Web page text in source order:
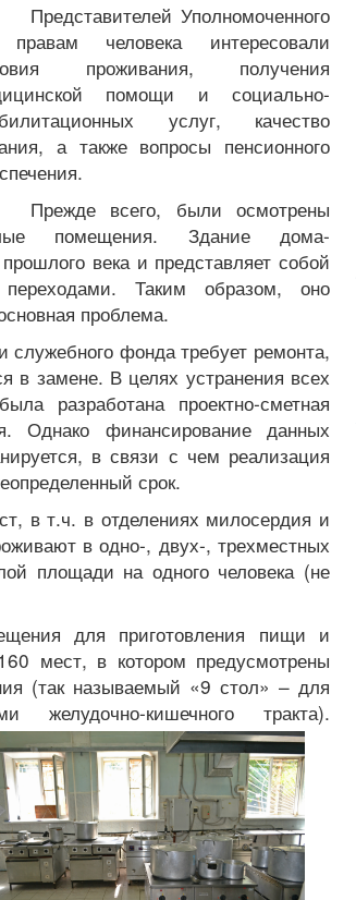
Представителей Уполномоченного
человека интересовали
проживания, получения
помощи и социально-
услуг, качество
а также вопросы пенсионного
Прежде всего, были осмотрены
помещения. Здание дома-
века и представляет собой
Таким образом, оно
проблема.
фонда требует ремонта,
в замене. В целях устранения всех
разработана проектно-сметная
Однако финансирование данных
в связи с чем реализация
срок.
в т.ч. в отделениях милосердия и
в одно-, двух-, трехместных
площади на одного человека (не
для приготовления пищи и
мест, в котором предусмотрены
(так называемый «9 стол» – для
кишечного тракта).